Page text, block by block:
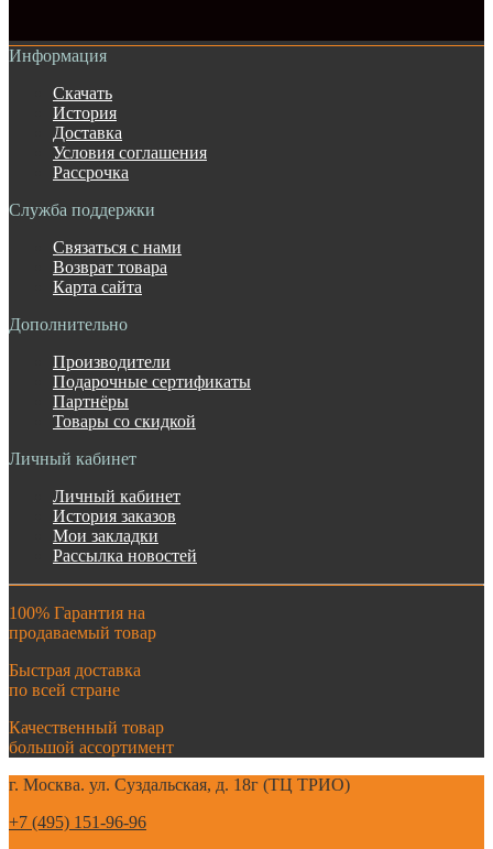
Информация
Скачать
История
Доставка
Условия соглашения
Рассрочка
Служба поддержки
Связаться с нами
Возврат товара
Карта сайта
Дополнительно
Производители
Подарочные сертификаты
Партнёры
Товары со скидкой
Личный кабинет
Личный кабинет
История заказов
Мои закладки
Рассылка новостей
100% Гарантия на
продаваемый товар
Быстрая доставка
по всей стране
Качественный товар
большой ассортимент
г. Москва. ул. Суздальская, д. 18г (ТЦ ТРИО)
+7 (495) 151-96-96